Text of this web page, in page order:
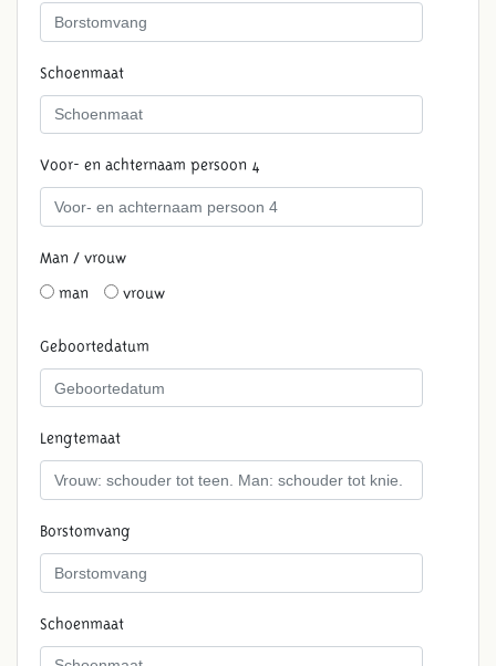
Schoenmaat
Voor- en achternaam persoon 4
Man / vrouw
man
vrouw
Geboortedatum
Lengtemaat
Borstomvang
Schoenmaat